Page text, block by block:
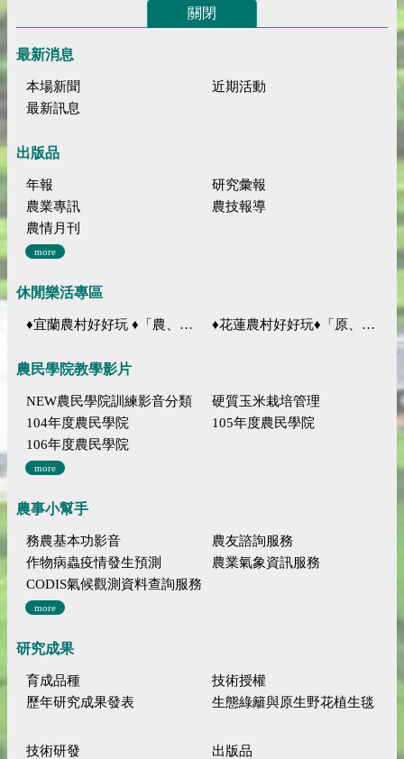
關閉
最新消息
本場新聞
近期活動
最新訊息
出版品
年報
研究彙報
農業專訊
農技報導
農情月刊
more
休閒樂活專區
♦宜蘭農村好好玩 ♦「農、藝、山、水」四條遊程推薦 ♦花蓮農村好好玩♦「原、生、慢、活」四條遊程推薦
農民學院教學影片
NEW農民學院訓練影音分類
硬質玉米栽培管理
104年度農民學院
105年度農民學院
106年度農民學院
more
農事小幫手
務農基本功影音
農友諮詢服務
作物病蟲疫情發生預測
農業氣象資訊服務
CODIS氣候觀測資料查詢服務
more
研究成果
育成品種
技術授權
歷年研究成果發表
生態綠籬與原生野花植生毯
技術研發
出版品